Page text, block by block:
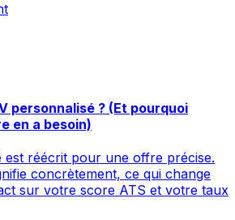
personnalisé ? (Et pourquoi
en a besoin)
est réécrit pour une offre précise.
concrètement, ce qui change
sur votre score ATS et votre taux